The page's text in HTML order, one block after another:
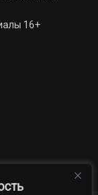
16+